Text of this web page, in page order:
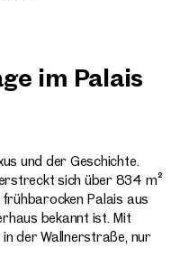
im Palais
und der Geschichte.
sich über 834 m²
Palais aus
bekannt ist. Mit
der Wallnerstraße, nur
Rückruf-Service
Ich habe die AGB und
Ich möchte regelmäßig